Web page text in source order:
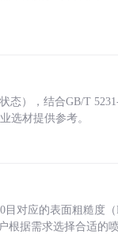
态），结合GB/T
选材提供参考。
对应的表面粗糙度
根据需求选择合适的喷